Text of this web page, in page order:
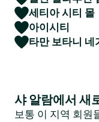
세티아 시티 몰
아이시티
타만 보타니 네
샤 알람에서 새
보통 이 지역 회원